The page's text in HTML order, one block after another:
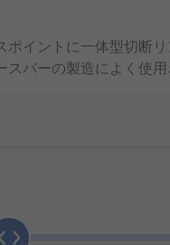
イントに一体型切断
バーの製造によく使用